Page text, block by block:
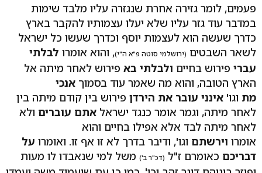
פעמים, לומר גזירה אחרת שנגזרה עליו מלבד שימות
במדבר עוד גזר עליו שלא יעלו עצמותיו להקבר בארץ
כדרך שעשה הוא לעצמות יוסף וכדרך שעשו כל ישראל
לשאר השבטים (ירושלמי סוטה פ"א ה"י), והוא אומרו לבלתי
עברי פירוש בחיים ולבלתי בא פירוש לאחר מיתה אל
הארץ הטובה, והוא מה שאמר עוד בסמוך אנכי
מת וגו' אינני עובר את הירדן פירוש בין קודם מיתה בין
לאחר מיתה, וגמר אומר כנגד ישראל אתם עוברים ולא
לאחר מיתה לבד אלא אפילו בחיים והוא
אומרו וירשתם וגו', ודיבר בדרך לא זו אף זו. ואומרו על
דבריכם כאומרם ז"ל (דכ"ר ב') משל למי שנאבדו לו מעות